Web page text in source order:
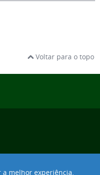
a melhor experiência.
Voltar para o topo
aberto Joomla!